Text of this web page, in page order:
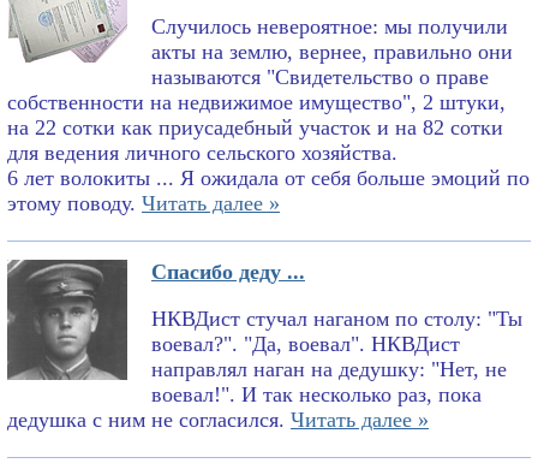
Случилось невероятное: мы получили
акты на землю, вернее, правильно они
называются "Свидетельство о праве
собственности на недвижимое имущество", 2 штуки,
на 22 сотки как приусадебный участок и на 82 сотки
для ведения личного сельского хозяйства.
6 лет волокиты ... Я ожидала от себя больше эмоций по
этому поводу. Читать далее »
Спасибо деду ...
НКВДист стучал наганом по столу: "Ты
воевал?". "Да, воевал". НКВДист
направлял наган на дедушку: "Нет, не
воевал!". И так несколько раз, пока
дедушка с ним не согласился. Читать далее »